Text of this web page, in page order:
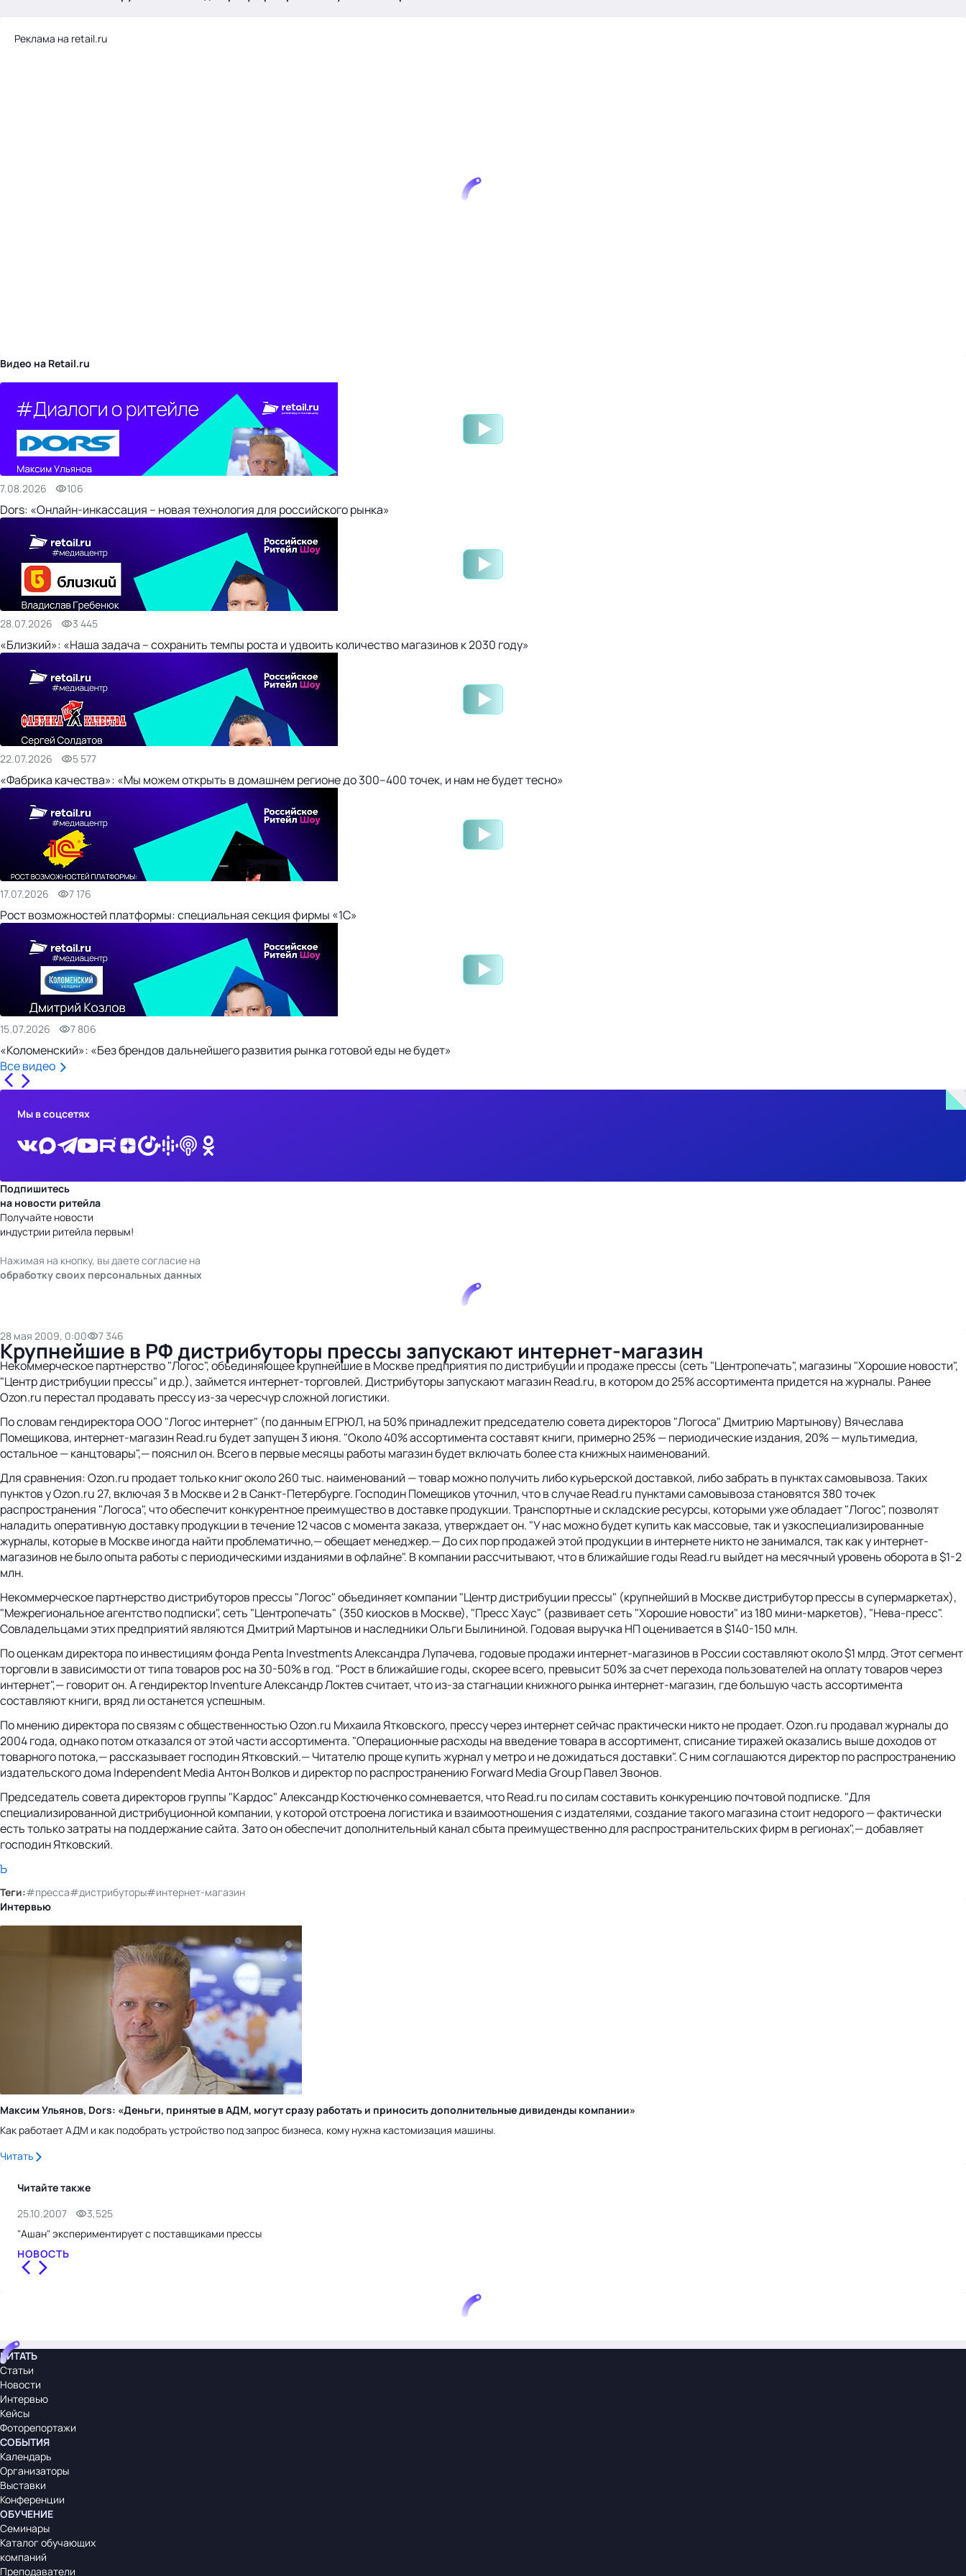
Реклама на retail.ru
Видео на Retail.ru
7.08.2026 106
Dors: «Онлайн-инкассация – новая технология для российского рынка»
28.07.2026 3 445
«Близкий»: «Наша задача – сохранить темпы роста и удвоить количество магазинов к 2030 году»
22.07.2026 5 577
«Фабрика качества»: «Мы можем открыть в домашнем регионе до 300–400 точек, и нам не будет тесно»
17.07.2026 7 176
Рост возможностей платформы: специальная секция фирмы «1С»
15.07.2026 7 806
«Коломенский»: «Без брендов дальнейшего развития рынка готовой еды не будет»
Все видео
Мы в соцсетях
Подпишитесь
на новости ритейла
Получайте новости
индустрии ритейла первым!
Нажимая на кнопку, вы даете согласие на
обработку своих персональных данных
28 мая 2009, 0:00 7 346
Крупнейшие в РФ дистрибуторы прессы запускают интернет-магазин
Некоммерческое партнерство "Логос", объединяющее крупнейшие в Москве предприятия по дистрибуции и продаже прессы (сеть "Центропечать", магазины "Хорошие новости",
"Центр дистрибуции прессы" и др.), займется интернет-торговлей. Дистрибуторы запускают магазин Read.ru, в котором до 25% ассортимента придется на журналы. Ранее
Ozon.ru перестал продавать прессу из-за чересчур сложной логистики.
По словам гендиректора ООО "Логос интернет" (по данным ЕГРЮЛ, на 50% принадлежит председателю совета директоров "Логоса" Дмитрию Мартынову) Вячеслава
Помещикова, интернет-магазин Read.ru будет запущен 3 июня. "Около 40% ассортимента составят книги, примерно 25% — периодические издания, 20% — мультимедиа,
остальное — канцтовары",— пояснил он. Всего в первые месяцы работы магазин будет включать более ста книжных наименований.
Для сравнения: Ozon.ru продает только книг около 260 тыс. наименований — товар можно получить либо курьерской доставкой, либо забрать в пунктах самовывоза. Таких
пунктов у Ozon.ru 27, включая 3 в Москве и 2 в Санкт-Петербурге. Господин Помещиков уточнил, что в случае Read.ru пунктами самовывоза становятся 380 точек
распространения "Логоса", что обеспечит конкурентное преимущество в доставке продукции. Транспортные и складские ресурсы, которыми уже обладает "Логос", позволят
наладить оперативную доставку продукции в течение 12 часов с момента заказа, утверждает он. "У нас можно будет купить как массовые, так и узкоспециализированные
журналы, которые в Москве иногда найти проблематично,— обещает менеджер.— До сих пор продажей этой продукции в интернете никто не занимался, так как у интернет-
магазинов не было опыта работы с периодическими изданиями в офлайне". В компании рассчитывают, что в ближайшие годы Read.ru выйдет на месячный уровень оборота в $1-2
млн.
Некоммерческое партнерство дистрибуторов прессы "Логос" объединяет компании "Центр дистрибуции прессы" (крупнейший в Москве дистрибутор прессы в супермаркетах),
"Межрегиональное агентство подписки", сеть "Центропечать" (350 киосков в Москве), "Пресс Хаус" (развивает сеть "Хорошие новости" из 180 мини-маркетов), "Нева-пресс".
Совладельцами этих предприятий являются Дмитрий Мартынов и наследники Ольги Былининой. Годовая выручка НП оценивается в $140-150 млн.
По оценкам директора по инвестициям фонда Penta Investments Александра Лупачева, годовые продажи интернет-магазинов в России составляют около $1 млрд. Этот сегмент
торговли в зависимости от типа товаров рос на 30-50% в год. "Рост в ближайшие годы, скорее всего, превысит 50% за счет перехода пользователей на оплату товаров через
интернет",— говорит он. А гендиректор Inventure Александр Локтев считает, что из-за стагнации книжного рынка интернет-магазин, где большую часть ассортимента
составляют книги, вряд ли останется успешным.
По мнению директора по связям с общественностью Ozon.ru Михаила Ятковского, прессу через интернет сейчас практически никто не продает. Ozon.ru продавал журналы до
2004 года, однако потом отказался от этой части ассортимента. "Операционные расходы на введение товара в ассортимент, списание тиражей оказались выше доходов от
товарного потока,— рассказывает господин Ятковский.— Читателю проще купить журнал у метро и не дожидаться доставки". С ним соглашаются директор по распространению
издательского дома Independent Media Антон Волков и директор по распространению Forward Media Group Павел Звонов.
Председатель совета директоров группы "Кардос" Александр Костюченко сомневается, что Read.ru по силам составить конкуренцию почтовой подписке. "Для
специализированной дистрибуционной компании, у которой отстроена логистика и взаимоотношения с издателями, создание такого магазина стоит недорого — фактически
есть только затраты на поддержание сайта. Зато он обеспечит дополнительный канал сбыта преимущественно для распространительских фирм в регионах",— добавляет
господин Ятковский.
Ъ
Теги:#пресса#дистрибуторы#интернет-магазин
Интервью
Максим Ульянов, Dors: «Деньги, принятые в АДМ, могут сразу работать и приносить дополнительные дивиденды компании»
Как работает АДМ и как подобрать устройство под запрос бизнеса, кому нужна кастомизация машины.
Читать
Читайте также
25.10.2007
3,525
"Ашан" экспериментирует с поставщиками прессы
НОВОСТЬ
ЧИТАТЬ
Статьи
Новости
Интервью
Кейсы
Фоторепортажи
СОБЫТИЯ
Календарь
Организаторы
Выставки
Конференции
ОБУЧЕНИЕ
Семинары
Каталог обучающих
компаний
Преподаватели